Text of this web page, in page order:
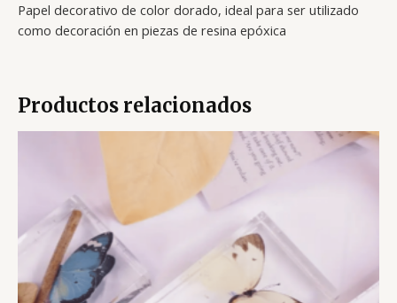
Papel decorativo de color dorado, ideal para ser utilizado
como decoración en piezas de resina epóxica
Productos relacionados